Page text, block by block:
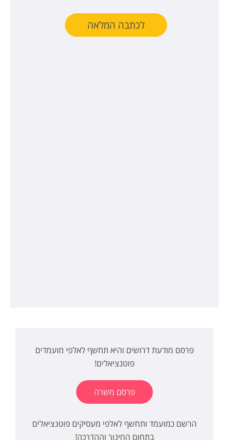
לכתבה המלאה
פרסם מודעת דרושים והיא תחשף לאלפי מועמדים
פוטנציאלים!
פרסם משרה
הרשם כמועמד ותחשף לאלפי מעסיקים פוטנציאלים
בתחום החינוך וההדרכה!